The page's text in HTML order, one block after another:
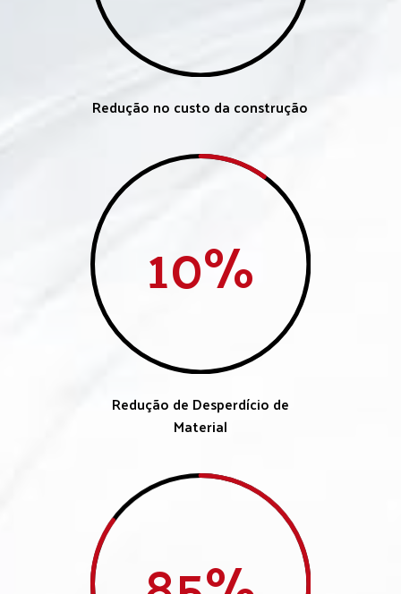
Redução no custo da construção
10%
Redução de Desperdício de
Material